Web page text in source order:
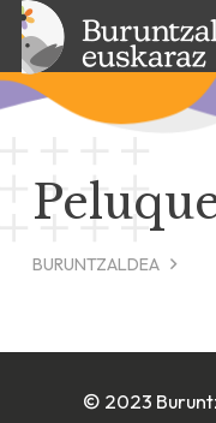
BURUNTZALDEA
© 2023